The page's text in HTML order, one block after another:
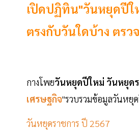
เปิดปฏิทิน"วันหยุดปีใ
ตรงกับวันใดบ้าง ตร
กางโพยวันหยุดปีใหม่ วันหยุด
เศรษฐกิจ"รวบรวมข้อมูลวันหยุ
วันหยุดราชการ ปี 2567